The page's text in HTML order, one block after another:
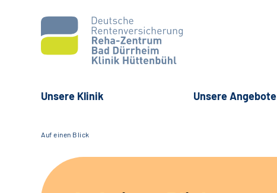
Unsere Klinik Unsere Angebote
Auf einen Blick